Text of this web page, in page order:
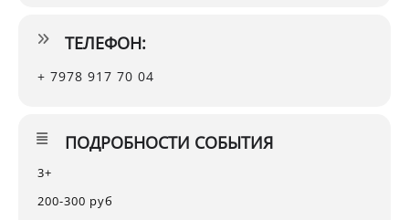
ТЕЛЕФОН:
+ 7978 917 70 04
ПОДРОБНОСТИ СОБЫТИЯ
3+
200-300 руб